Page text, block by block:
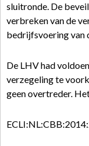
sluitronde. De
verbreken van de
bedrijfsvoering van
De LHV had
verzegeling te
geen overtreder.